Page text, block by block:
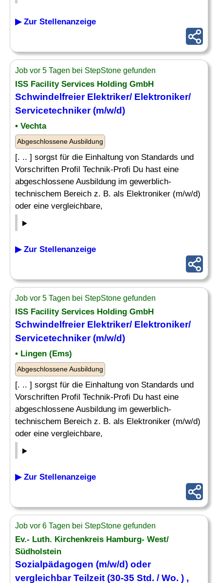
▶ Zur Stellenanzeige
Job vor 5 Tagen bei StepStone gefunden
ISS Facility Services Holding GmbH
Schwindelfreier Elektriker/ Elektroniker/
Servicetechniker (m/w/d)
• Vechta
Abgeschlossene Ausbildung
[. .. ] sorgst für die Einhaltung von Standards und
Vorschriften Profil Technik-Profi Du hast eine
abgeschlossene Ausbildung im gewerblich-
technischem Bereich z. B. als Elektroniker (m/w/d)
oder eine vergleichbare,
▶ Zur Stellenanzeige
Job vor 5 Tagen bei StepStone gefunden
ISS Facility Services Holding GmbH
Schwindelfreier Elektriker/ Elektroniker/
Servicetechniker (m/w/d)
• Lingen (Ems)
Abgeschlossene Ausbildung
[. .. ] sorgst für die Einhaltung von Standards und
Vorschriften Profil Technik-Profi Du hast eine
abgeschlossene Ausbildung im gewerblich-
technischem Bereich z. B. als Elektroniker (m/w/d)
oder eine vergleichbare,
▶ Zur Stellenanzeige
Job vor 6 Tagen bei StepStone gefunden
Ev.- Luth. Kirchenkreis Hamburg- West/
Südholstein
Sozialpädagogen (m/w/d) oder
vergleichbar Teilzeit (30-35 Std. / Wo. ) ,